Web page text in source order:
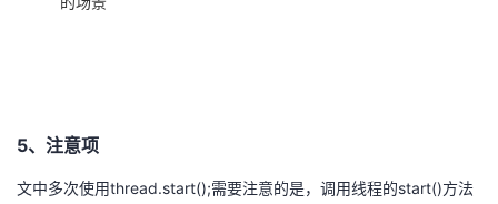
5、注意项
文中多次使用thread.start();需要注意的是，调用线程的start()方法